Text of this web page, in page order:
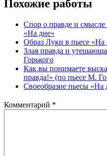
Похожие работы
Спор о правде и смысле
«На дне»
Образ Луки в пьесе
Злая правда и
Горького
Как вы понимаете
правда!» (по пьесе М.
Своеобразие пьесы «На
Комментарий *